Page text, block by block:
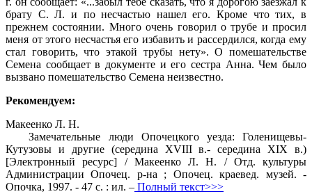
брату С. Л. и по несчастью нашел его. Кроме что тих, в
прежнем состоянии. Много очень говорил о трубе и просил
меня от этого несчастья его избавить и рассердился, когда ему
стал говорить, что этакой трубы нету». О помешательст­ве
Семена сообщает в документе и его сестра Анна. Чем было
вы­звано помешательство Семена неизвестно.
Рекомендуем:
Макеенко Л. Н.
Замечательные люди Опочецкого уезда: Голенищевы-
Кутузовы и другие (середина XVIII в.- середина XIX в.)
[Электронный ресурс] / Макеенко Л. Н. / Отд. культуры
Администрации Опочец. р-на ; Опочец. краевед. музей. -
Опочка, 1997. - 47 с. : ил. – Полный текст>>>